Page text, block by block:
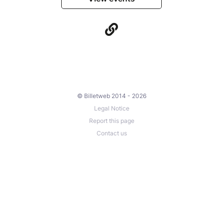
© Billetweb 2014 - 2026
Legal Notice
Report this page
Contact us